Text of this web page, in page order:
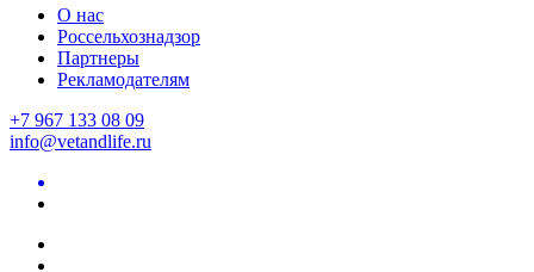
О нас
Россельхознадзор
Партнеры
Рекламодателям
+7 967 133 08 09
info@vetandlife.ru